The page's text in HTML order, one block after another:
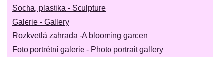
Socha, plastika - Sculpture
Galerie - Gallery
Rozkvetlá zahrada -A blooming garden
Foto portrétní galerie - Photo portrait gallery